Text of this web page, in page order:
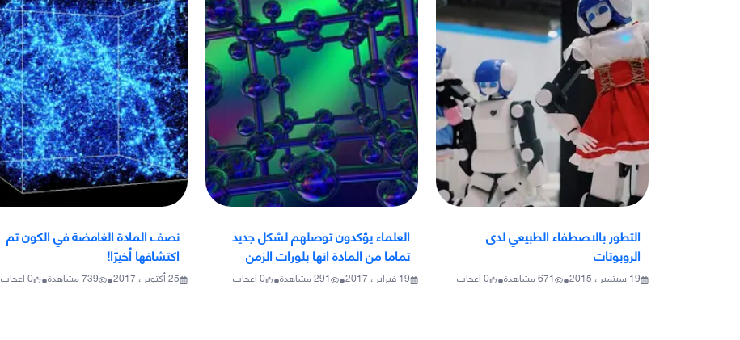
التطور بالاصطفاء الطبيعي لدى
الروبوتات
19 سبتمبر ، 2015 •
671مشاهدة•
0اعجاب
العلماء يؤكدون توصلهم لشكل جديد
تماما من المادة انها بلورات الزمن
19 فبراير ، 2017 •
291مشاهدة•
0اعجاب
نصف المادة الغامضة في الكون تم
اكتشافها أخيرًا!
25 أكتوبر ، 2017 •
739مشاهدة•
0اعجاب